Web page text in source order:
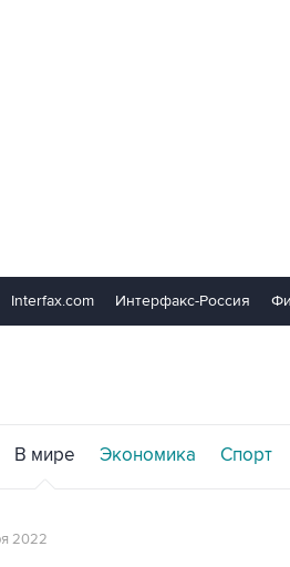
Interfax.com Интерфакс-Россия
В мире Экономика Спорт
2022